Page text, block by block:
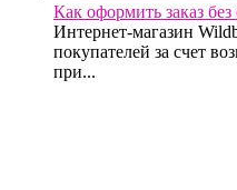
Как оформить заказ
Интернет-магазин
покупателей за счет
при...